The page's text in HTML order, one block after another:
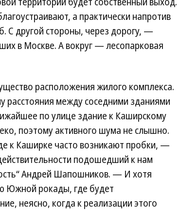
а практически напротив
С другой стороны, через дорогу, —
в Москве. А вокруг — лесопарковая
расположения жилого комплекса.
расстояния между соседними зданиями
по улице здание к Каширскому
поэтому активного шума не слышно.
к Каширке часто возникают пробки, —
подошедший к нам
Андрей Шапошников. — И хотя
Южной рокады, где будет
неясно, когда к реализации этого